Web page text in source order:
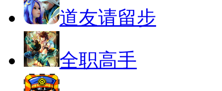
道友请留步
全职高手